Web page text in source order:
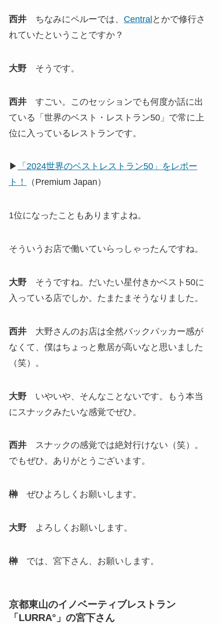
西井ちなみにペルーでは、 Central とかで修行さ
れていたということですか？
大野 そうです。
西井 すごい。このセッションでも何度か話に出
ている「世界のベスト・レストラン50」で常に上
位に入っているレストランです。
▶
「2024世界のベストレストラン50」をレポー
ト！
（Premium Japan）
1位になったこともありますよね。
そういうお店で働いていらっしゃったんですね。
大野 そうですね。だいたい星付きかベスト50に
入っている店でしか。たまたまそうなりました。
西井 大野さんのお店は全然バックパッカー感が
なくて、僕はちょっと敷居が高いなと思いました
（笑）。
大野 いやいや、そんなことないです。もう本当
にスナックみたいな感覚でぜひ。
西井 スナックの感覚では絶対行けない（笑）。
でもぜひ。ありがとうございます。
榊ぜひよろしくお願いします。
大野 よろしくお願いします。
榊では、宮下さん、お願いします。
京都東山のイノベーティブレストラン
「LURRA°」の宮下さん